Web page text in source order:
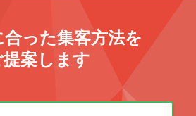
った集客方法を
提案します